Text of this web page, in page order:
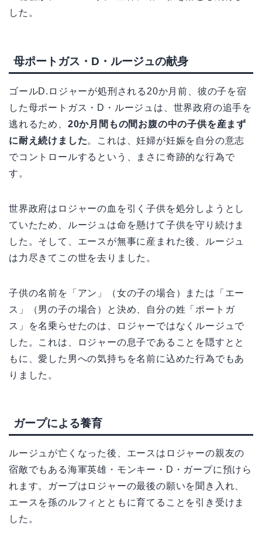
した。
母ポートガス・D・ルージュの献身
ゴールD.ロジャーが処刑される20か月前、彼の子を宿
した母ポートガス・D・ルージュは、世界政府の追手を
逃れるため、 20か月間もの間お腹の中の子供を産まず
に耐え続けました。これは、妊婦が妊娠を自分の意志
でコントロールするという、まさに奇跡的な行為で
す。
世界政府はロジャーの血を引く子供を処分しようとし
ていたため、ルージュは命を懸けて子供を守り続けま
した。そして、エースが無事に産まれた後、ルージュ
は力尽きてこの世を去りました。
子供の名前を「アン」（女の子の場合）または「エー
ス」（男の子の場合）と決め、自分の姓「ポートガ
ス」を名乗らせたのは、ロジャーではなくルージュで
した。これは、ロジャーの息子であることを隠すとと
もに、愛した男への気持ちを名前に込めた行為でもあ
りました。
ガープによる養育
ルージュが亡くなった後、エースはロジャーの親友の
宿敵でもある海軍英雄・モンキー・D・ガープに預けら
れます。ガープはロジャーの最後の願いを聞き入れ、
エースを孫のルフィとともに育てることを引き受けま
した。